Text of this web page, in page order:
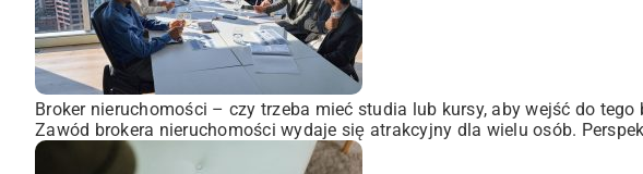
Broker nieruchomości – czy trzeba mieć studia lub kursy, aby wejść do tego
Zawód brokera nieruchomości wydaje się atrakcyjny dla wielu osób.